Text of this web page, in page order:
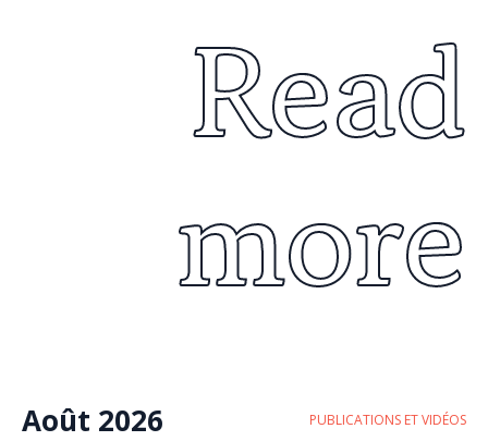
Read
more
Août 2026 PUBLICATIONS ET VIDÉOS